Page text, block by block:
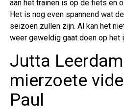
aan het trainen is op de fiets en
Het is nog even spannend wat
seizoen zullen zijn. Al kan het
weer geweldig gaat doen op het
Jutta
mierzoete
Paul